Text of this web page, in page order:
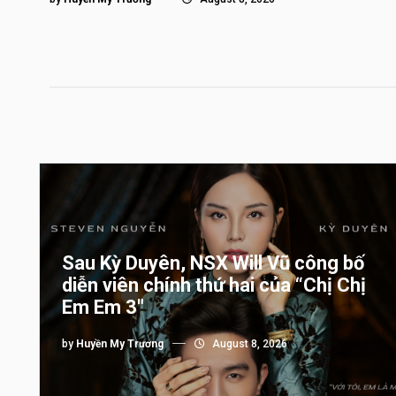
Sau Kỳ Duyên, NSX Will Vũ công bố
diễn viên chính thứ hai của “Chị Chị
Em Em 3″
by Huyền My Trương August 8, 2026